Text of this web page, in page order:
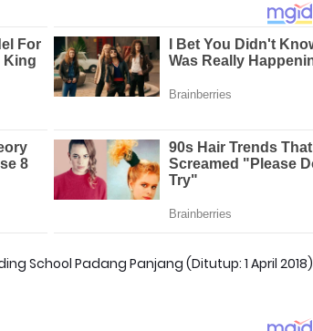
School Padang Panjang (Ditutup: 1 April 2018)